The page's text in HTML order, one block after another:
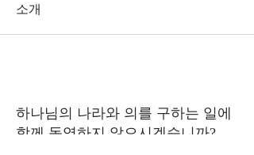
소개
하나님의 나라와 의를 구하는 일에
함께 동역하지 않으시겠습니까?